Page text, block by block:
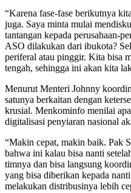
“Karena fase-fase berikutnya
juga. Saya minta mulai
tantangan kepada perusahaan-
ASO dilakukan dari ibukota?
periferal atau pinggir. Kita bisa
tengah, sehingga ini akan kita
Menurut Menteri Johnny
satunya berkaitan dengan
krusial. Menkominfo menilai
digitalisasi penyiaran nasional
“Makin cepat, makin baik. Pak
bahwa ini kalau bisa nanti
timnya dan bisa langsung
yang bisa diberikan kepada
melakukan distribusinya lebih